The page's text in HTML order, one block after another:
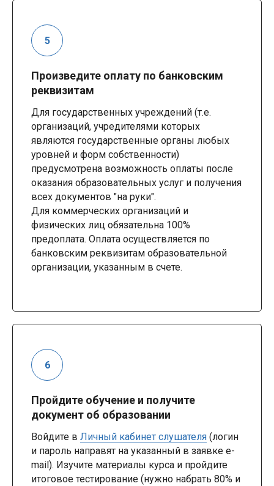
Произведите оплату по банковским
реквизитам
Для государственных учреждений (т.е.
организаций, учредителями которых
являются государственные органы любых
уровней и форм собственности)
предусмотрена возможность оплаты после
оказания образовательных услуг и получения
всех документов "на руки".
Для коммерческих организаций и
физических лиц обязательна 100%
предоплата. Оплата осуществляется по
банковским реквизитам образовательной
организации, указанным в счете.
Пройдите обучение и получите
документ об образовании
Войдите в Личный кабинет слушателя (логин
и пароль направят на указанный в заявке e-
mail). Изучите материалы курса и пройдите
итоговое тестирование (нужно набрать 80% и